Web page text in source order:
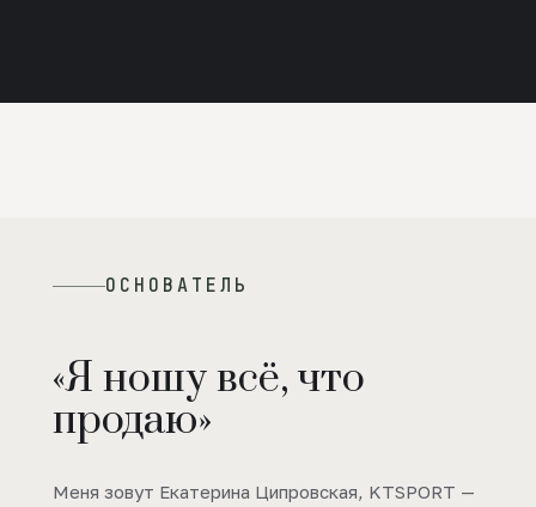
ОСНОВАТЕЛЬ
«Я ношу всё, что
продаю»
Меня зовут Екатерина Ципровская, KTSPORT —